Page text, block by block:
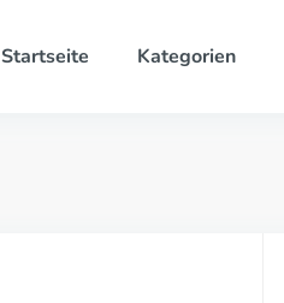
Startseite Kategorien